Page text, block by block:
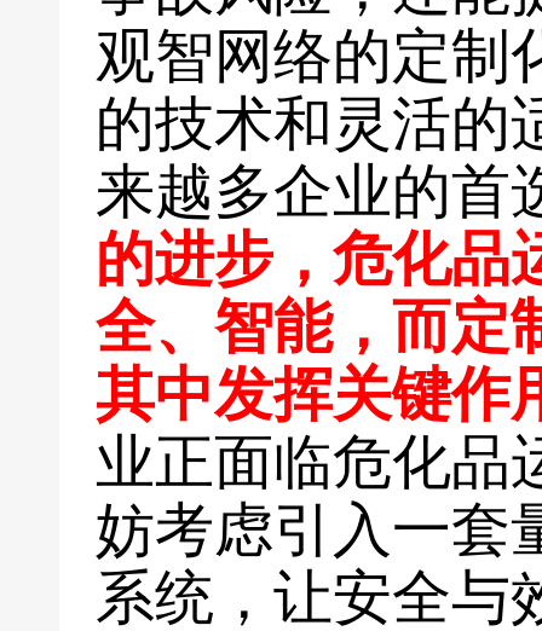
观智网络的定制
的技术和灵活的
来越多企业的首
的进步，危化品
全、智能，而定
其中发挥关键作
业正面临危化品
妨考虑引入一套
系统，让安全与